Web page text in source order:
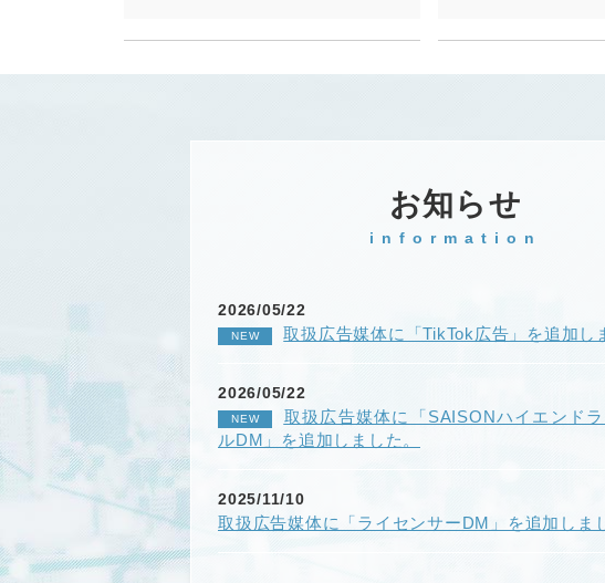
お知らせ
information
2026/05/22
NEW 取扱広告媒体に「TikTok広告」を追加し
2026/05/22
NEW
取扱広告媒体に「SAISONハイエンド
ルDM」を追加しました。
2025/11/10
取扱広告媒体に「ライセンサーDM」を追加しま